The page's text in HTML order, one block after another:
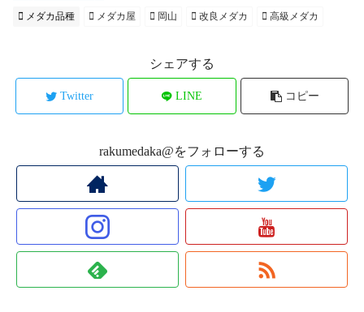
メダカ品種 メダカ屋 岡山 改良メダカ 高級メダカ
シェアする
Twitter LINE コピー
rakumedaka@をフォローする